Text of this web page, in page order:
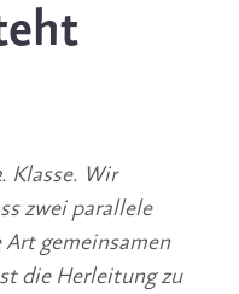
Klasse. Wir
zwei parallele
gemeinsamen
die Herleitung zu